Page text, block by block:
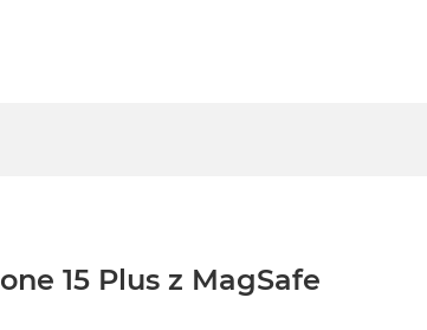
15 Plus z MagSafe